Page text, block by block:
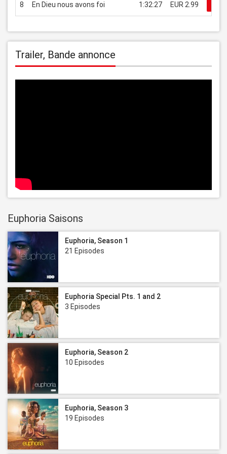
8 En Dieu nous avons foi 1:32:27 EUR 2.99
Trailer, Bande annonce
Euphoria Saisons
Euphoria, Season 1
21 Episodes
Euphoria Special Pts. 1 and 2
3 Episodes
Euphoria, Season 2
10 Episodes
Euphoria, Season 3
19 Episodes